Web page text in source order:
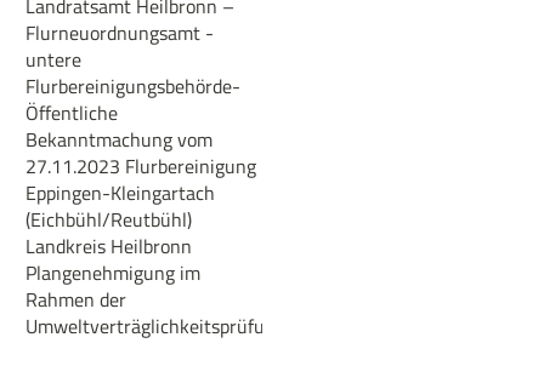
Landratsamt Heilbronn –
Flurneuordnungsamt -
untere
Flurbereinigungsbehörde-
Öffentliche
Bekanntmachung vom
27.11.2023 Flurbereinigung
Eppingen-Kleingartach
(Eichbühl/Reutbühl)
Landkreis Heilbronn
Plangenehmigung im
Rahmen der
Umweltverträglichkeitsprüfung